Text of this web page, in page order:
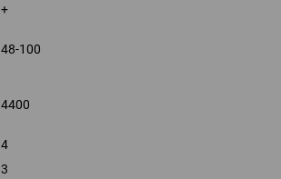
+
48-100
4400
4
3